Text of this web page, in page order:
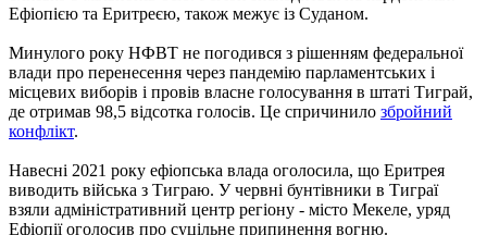
Ефіопією та Еритреєю, також межує із Суданом.
Минулого року НФВТ не погодився з рішенням федеральної
влади про перенесення через пандемію парламентських і
місцевих виборів і провів власне голосування в штаті Тиграй,
де отримав 98,5 відсотка голосів. Це спричинило збройний
конфлікт.
Навесні 2021 року ефіопська влада оголосила, що Еритрея
виводить війська з Тиграю. У червні бунтівники в Тиграї
взяли адміністративний центр регіону - місто Мекеле, уряд
Ефіопії оголосив про суцільне припинення вогню.